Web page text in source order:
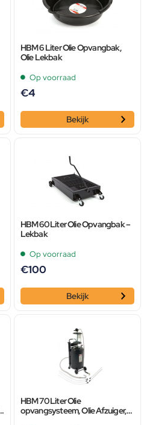
HBM 6 Liter Olie Opvangbak,
Olie Lekbak
Op voorraad
€4
Bekijk
HBM 60 Liter Olie Opvangbak –
Lekbak
Op voorraad
€100
Bekijk
HBM 70 Liter Olie
opvangsysteem, Olie Afzuiger,